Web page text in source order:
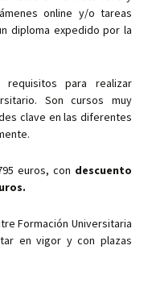
online y/o tareas
diploma expedido por la
requisitos para realizar
Son cursos muy
clave en las diferentes
euros, con descuento
Formación Universitaria
en vigor y con plazas